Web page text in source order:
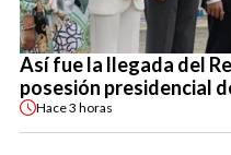
Así fue la llegada del
posesión presidencial
Hace3 horas